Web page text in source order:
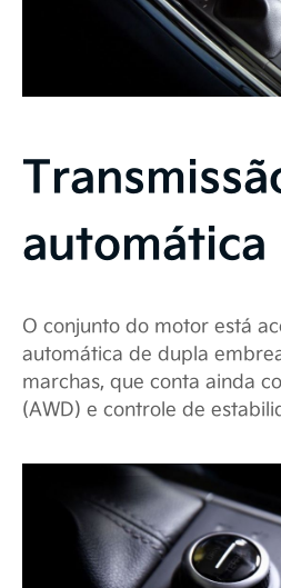
automática
O conjunto do motor está
automática de dupla
marchas, que conta ainda
(AWD) e controle de